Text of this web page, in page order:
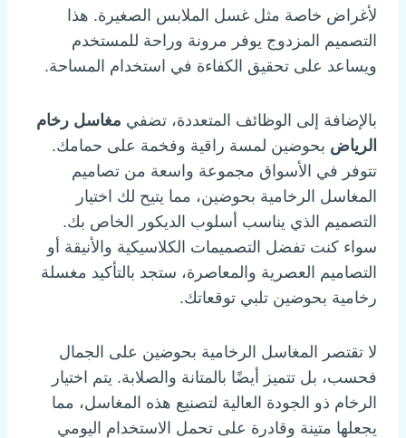
لأغراض خاصة مثل غسل الملابس الصغيرة. هذا
التصميم المزدوج يوفر مرونة وراحة للمستخدم
ويساعد على تحقيق الكفاءة في استخدام المساحة.
بالإضافة إلى الوظائف المتعددة، تضفي مغاسل رخام
الرياض بحوضين لمسة راقية وفخمة على حمامك.
تتوفر في الأسواق مجموعة واسعة من تصاميم
المغاسل الرخامية بحوضين، مما يتيح لك اختيار
التصميم الذي يناسب أسلوب الديكور الخاص بك.
سواء كنت تفضل التصميمات الكلاسيكية والأنيقة أو
التصاميم العصرية والمعاصرة، ستجد بالتأكيد مغسلة
رخامية بحوضين تلبي توقعاتك.
لا تقتصر المغاسل الرخامية بحوضين على الجمال
فحسب، بل تتميز أيضًا بالمتانة والصلابة. يتم اختيار
الرخام ذو الجودة العالية لتصنيع هذه المغاسل، مما
يجعلها متينة وقادرة على تحمل الاستخدام اليومي